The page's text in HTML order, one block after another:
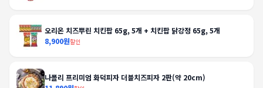
오리온 치즈뿌린 치킨팝 65g, 5개 + 치킨팝 닭강정 65g, 5개
8,900원할인
나폴리 프리미엄 화덕피자 더블치즈피자 2판(약 20cm)